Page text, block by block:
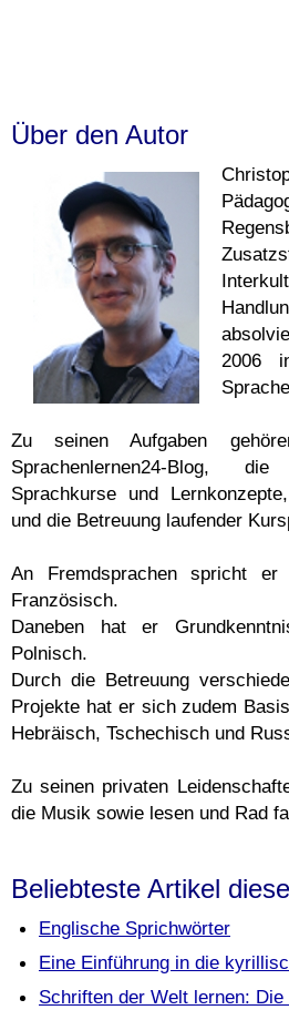
Über den Autor
2006
Zu seinen Aufgaben
Sprachenlernen24-Blog,
Sprachkurse und
und die Betreuung laufender
An Fremdsprachen spricht er
Französisch.
Daneben hat er
Polnisch.
Durch die Betreuung
Projekte hat er sich zudem
Hebräisch, Tschechisch und
Zu seinen privaten
die Musik sowie lesen und Rad
Beliebteste Artikel
Englische Sprichwörter
Eine Einführung in die
Schriften der Welt lernen: